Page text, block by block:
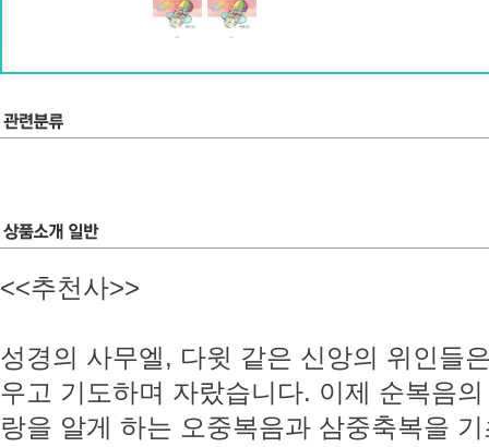
<<추천사>>
성경의 사무엘, 다윗 같은 신앙의 위인들
우고 기도하며 자랐습니다. 이제 순복음
랑을 알게 하는 오중복음과 삼중축복을